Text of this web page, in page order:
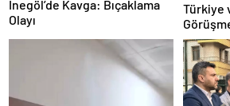
İnegöl’de Kavga: Bıçaklama
Olayı
Türkiye